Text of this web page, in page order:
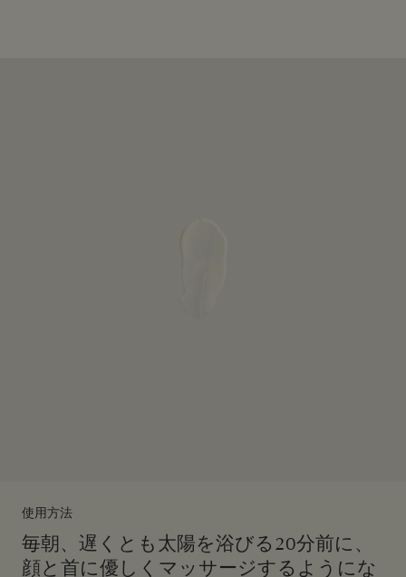
使用方法
毎朝、遅くとも太陽を浴びる20分前に、
顔と首に優しくマッサージするようにな